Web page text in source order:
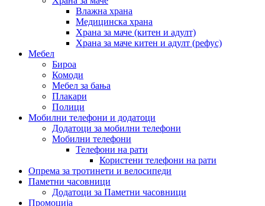
Влажна храна
Медицинска храна
Храна за маче (китен и адулт)
Храна за маче китен и адулт (рефус)
Мебел
Бироа
Комоди
Мебел за бања
Плакари
Полици
Мобилни телефони и додатоци
Додатоци за мобилни телефони
Мобилни телефони
Телефони на рати
Користени телефони на рати
Опрема за тротинети и велосипеди
Паметни часовници
Додатоци за Паметни часовници
Промоција